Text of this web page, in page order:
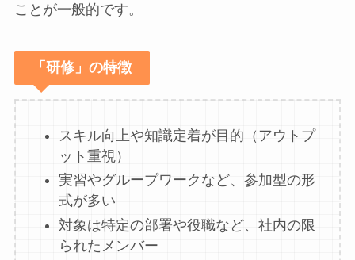
ことが一般的です。
「研修」の特徴
スキル向上や知識定着が目的（アウトプ
ット重視）
実習やグループワークなど、参加型の形
式が多い
対象は特定の部署や役職など、社内の限
られたメンバー